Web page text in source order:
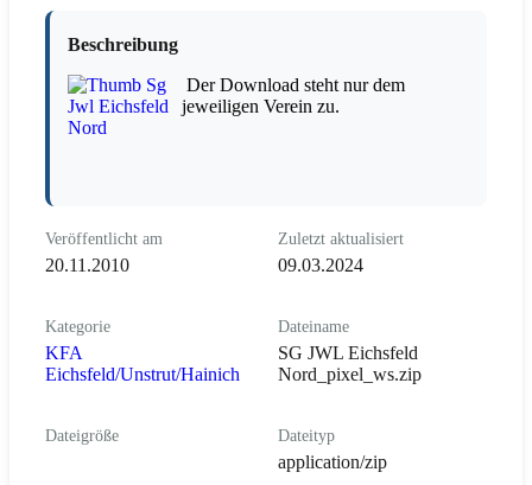
Beschreibung
Der Download steht nur dem
jeweiligen Verein zu.
Veröffentlicht am
20.11.2010
Zuletzt aktualisiert
09.03.2024
Kategorie
KFA
Eichsfeld/Unstrut/Hainich
Dateiname
SG JWL Eichsfeld
Nord_pixel_ws.zip
Dateigröße Dateityp
application/zip